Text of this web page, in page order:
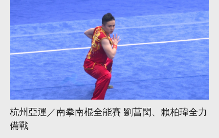
杭州亞運／南拳南棍全能賽 劉菖閔、賴柏瑋全力
備戰